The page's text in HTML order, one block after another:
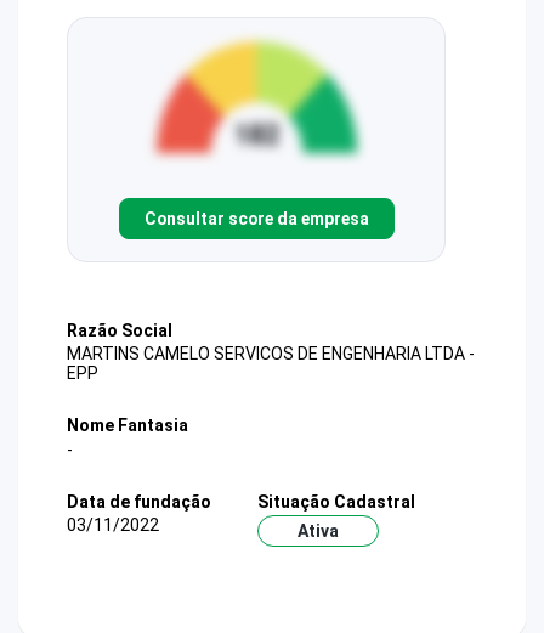
Consultar score da empresa
Razão Social
MARTINS CAMELO SERVICOS DE ENGENHARIA LTDA -
EPP
Nome Fantasia
-
Data de fundação
03/11/2022
Situação Cadastral
Ativa